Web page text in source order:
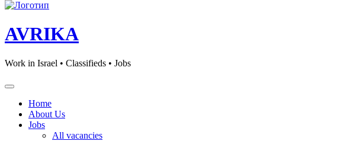
AVRIKA
Work in Israel • Classifieds • Jobs
Home
About Us
Jobs
All vacancies